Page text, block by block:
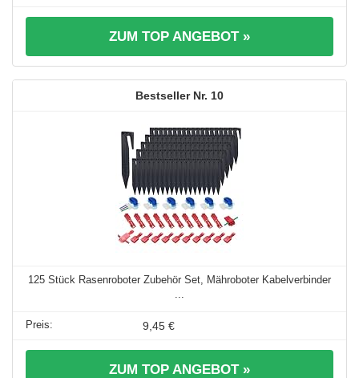
ZUM TOP ANGEBOT »
10
125 Stück Rasenroboter Zubehör Set, Mähroboter Kabelverbinder
9,45 €
ZUM TOP ANGEBOT »